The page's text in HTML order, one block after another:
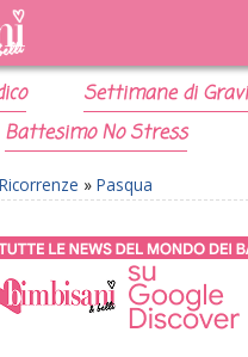
Settimane di
Battesimo No Stress
Ricorrenze » Pasqua